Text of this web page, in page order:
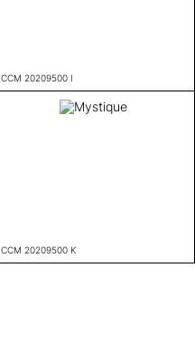
CCM 20209500 I
CCM 20209500 K